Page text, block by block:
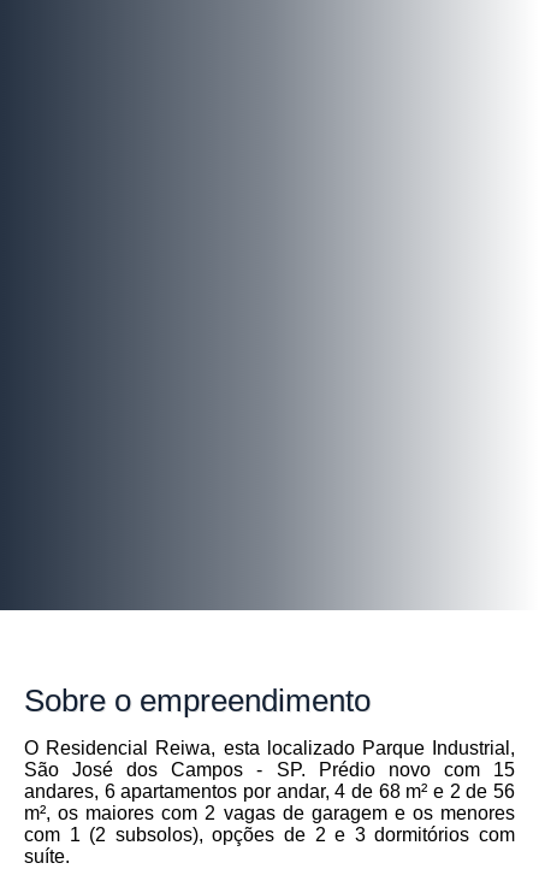
Sobre o empreendimento
O Residencial Reiwa, esta localizado Parque Industrial,
São José dos Campos - SP. Prédio novo com 15
andares, 6 apartamentos por andar, 4 de 68 m² e 2 de 56
m², os maiores com 2 vagas de garagem e os menores
com 1 (2 subsolos), opções de 2 e 3 dormitórios com
suíte.